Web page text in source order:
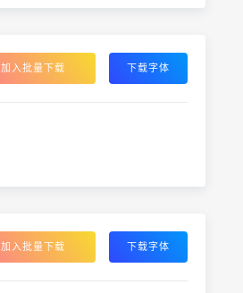
加入批量下载 下载字体
加入批量下载 下载字体